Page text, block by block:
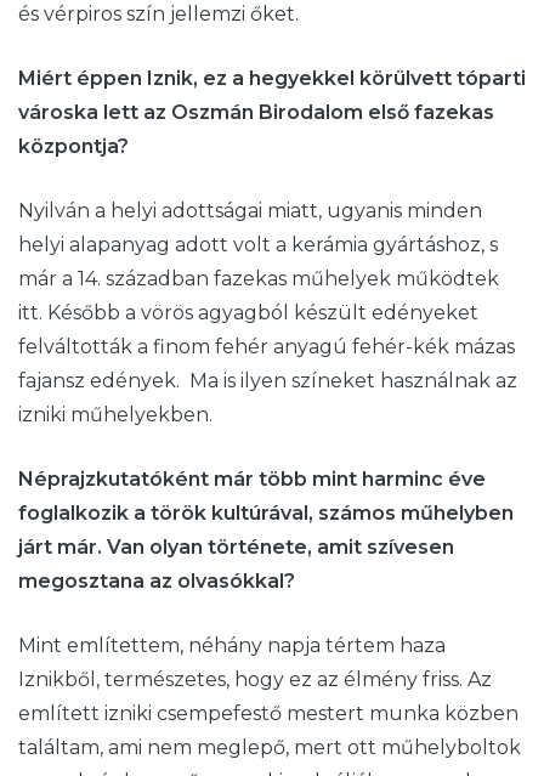
és vérpiros szín jellemzi őket.
Miért éppen Iznik, ez a hegyekkel körülvett tóparti
városka lett az Oszmán Birodalom első fazekas
központja?
Nyilván a helyi adottságai miatt, ugyanis minden
helyi alapanyag adott volt a kerámia gyártáshoz, s
már a 14. században fazekas műhelyek működtek
itt. Később a vörös agyagból készült edényeket
felváltották a finom fehér anyagú fehér-kék mázas
fajansz edények. Ma is ilyen színeket használnak az
izniki műhelyekben.
Néprajzkutatóként már több mint harminc éve
foglalkozik a török kultúrával, számos műhelyben
járt már. Van olyan története, amit szívesen
megosztana az olvasókkal?
Mint említettem, néhány napja tértem haza
Iznikből, természetes, hogy ez az élmény friss. Az
említett izniki csempefestő mestert munka közben
találtam, ami nem meglepő, mert ott műhelyboltok